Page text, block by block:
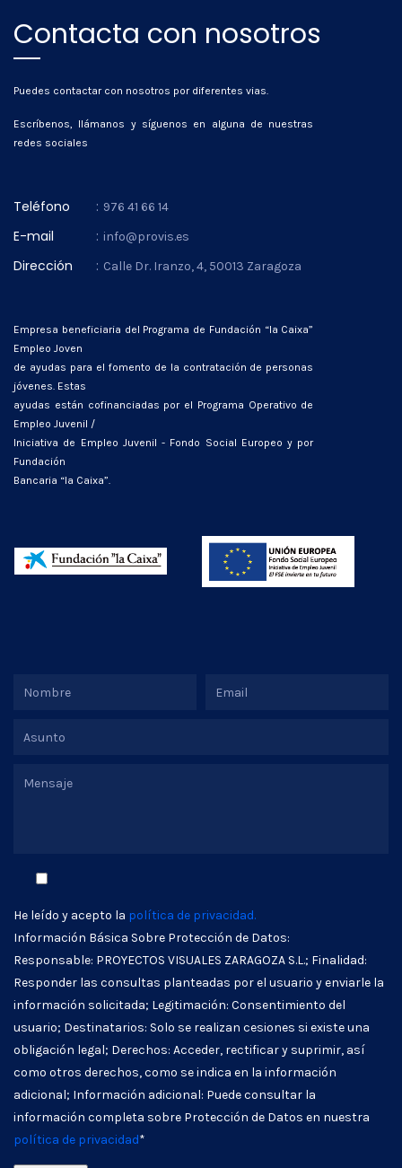
Contacta con nosotros
Puedes contactar con nosotros por diferentes vias.
Escríbenos, llámanos y síguenos en alguna de nuestras
redes sociales
Teléfono : 976 41 66 14
E-mail : info@provis.es
Dirección : Calle Dr. Iranzo, 4, 50013 Zaragoza
Empresa beneficiaria del Programa de Fundación “la Caixa”
Empleo Joven
de ayudas para el fomento de la contratación de personas
jóvenes. Estas
ayudas están cofinanciadas por el Programa Operativo de
Empleo Juvenil /
Iniciativa de Empleo Juvenil - Fondo Social Europeo y por
Fundación
Bancaria “la Caixa”.
He leído y acepto la política de privacidad.
Información Básica Sobre Protección de Datos:
Responsable: PROYECTOS VISUALES ZARAGOZA S.L.; Finalidad:
Responder las consultas planteadas por el usuario y enviarle la
información solicitada; Legitimación: Consentimiento del
usuario; Destinatarios: Solo se realizan cesiones si existe una
obligación legal; Derechos: Acceder, rectificar y suprimir, así
como otros derechos, como se indica en la información
adicional; Información adicional: Puede consultar la
información completa sobre Protección de Datos en nuestra
política de privacidad*